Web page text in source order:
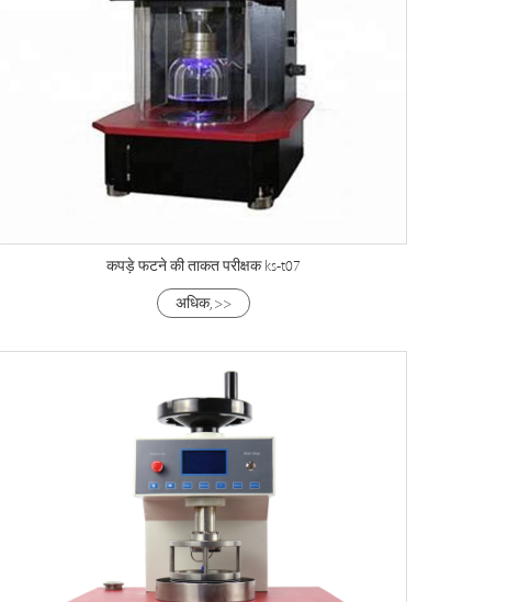
कपड़े फटने की ताकत परीक्षक ks-t07
अधिक, >>